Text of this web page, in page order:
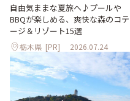
自由気ままな夏旅へ♪プールや
BBQが楽しめる、爽快な森のコテ
ージ＆リゾート15選
栃木県 [PR] 2026.07.24